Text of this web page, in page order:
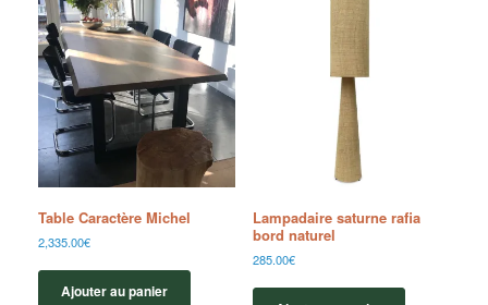
Table Caractère Michel
2,335.00€
Ajouter au panier
Lampadaire saturne rafia
bord naturel
285.00€